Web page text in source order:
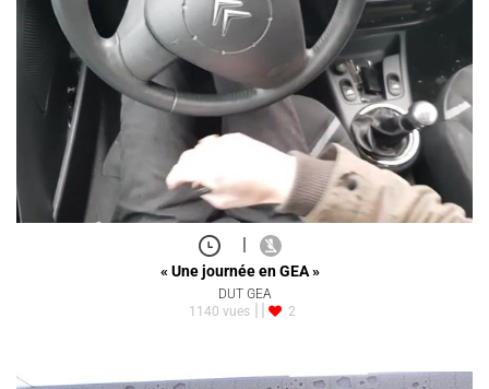
|
« Une journée en GEA »
DUT GEA
1140 vues
2